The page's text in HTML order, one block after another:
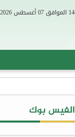
الفيس بوك